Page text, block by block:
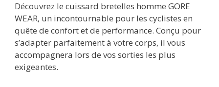
Découvrez le cuissard bretelles homme GORE
WEAR, un incontournable pour les cyclistes en
quête de confort et de performance. Conçu pour
s’adapter parfaitement à votre corps, il vous
accompagnera lors de vos sorties les plus
exigeantes.